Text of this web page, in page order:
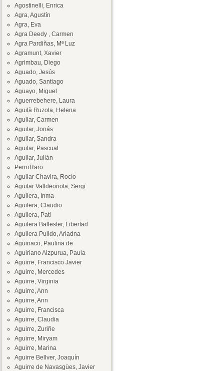
Agostinelli, Enrica
Agra, Agustín
Agra, Eva
Agra Deedy , Carmen
Agra Pardiñas, Mª Luz
Agramunt, Xavier
Agrimbau, Diego
Aguado, Jesús
Aguado, Santiago
Aguayo, Miguel
Aguerrebehere, Laura
Aguilà Ruzola, Helena
Aguilar, Carmen
Aguilar, Jonás
Aguilar, Sandra
Aguilar, Pascual
Aguilar, Julián
PerroRaro
Aguilar Chavira, Rocío
Aguilar Valldeoriola, Sergi
Aguilera, Inma
Aguilera, Claudio
Aguilera, Pati
Aguilera Ballester, Libertad
Aguilera Pulido, Ariadna
Aguinaco, Paulina de
Aguiriano Aizpurua, Paula
Aguirre, Francisco Javier
Aguirre, Mercedes
Aguirre, Virginia
Aguirre, Ann
Aguirre, Ann
Aguirre, Francisca
Aguirre, Claudia
Aguirre, Zuriñe
Aguirre, Miryam
Aguirre, Marina
Aguirre Bellver, Joaquín
Aguirre de Navasgües, Javier